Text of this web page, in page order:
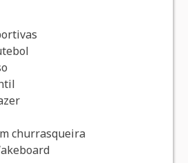
churrasqueira